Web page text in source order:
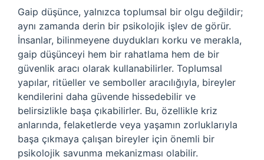
Gaip düşünce, yalnızca toplumsal bir olgu değildir;
aynı zamanda derin bir psikolojik işlev de görür.
İnsanlar, bilinmeyene duydukları korku ve merakla,
gaip düşünceyi hem bir rahatlama hem de bir
güvenlik aracı olarak kullanabilirler. Toplumsal
yapılar, ritüeller ve semboller aracılığıyla, bireyler
kendilerini daha güvende hissedebilir ve
belirsizlikle başa çıkabilirler. Bu, özellikle kriz
anlarında, felaketlerde veya yaşamın zorluklarıyla
başa çıkmaya çalışan bireyler için önemli bir
psikolojik savunma mekanizması olabilir.